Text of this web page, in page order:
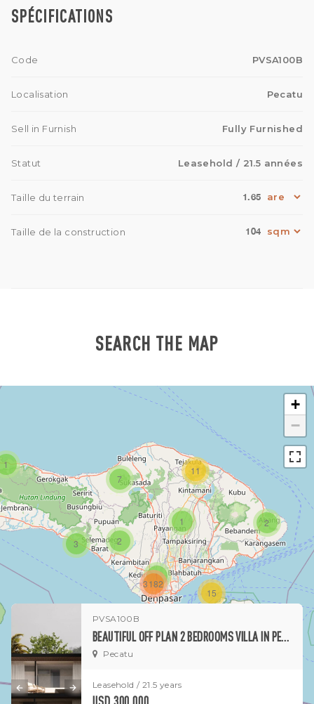
SPÉCIFICATIONS
Code PVSA100B
Localisation Pecatu
Sell in Furnish Fully Furnished
Statut Leasehold / 21.5 années
Taille du terrain 1.65
Taille de la construction 104
SEARCH THE MAP
1
1
1
3
7
2
15
11
3182
2
+
−
PVSA100B
BEAUTIFUL OFF PLAN 2 BEDROOMS VILLA IN PECATU FOR SALE
Pecatu
Leasehold / 21.5 years
USD 300,000